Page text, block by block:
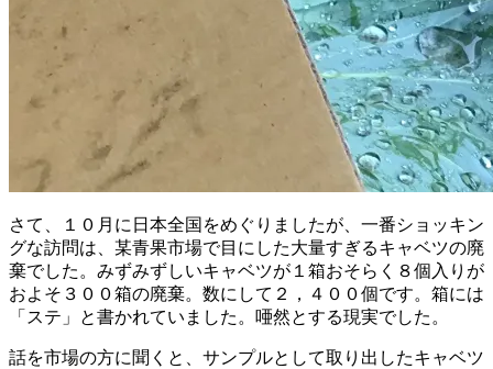
さて、１０月に日本全国をめぐりましたが、一番ショッキン
グな訪問は、某青果市場で目にした大量すぎるキャベツの廃
棄でした。みずみずしいキャベツが１箱おそらく８個入りが
およそ３００箱の廃棄。数にして２，４００個です。箱には
「ステ」と書かれていました。唖然とする現実でした。
話を市場の方に聞くと、サンプルとして取り出したキャベツ